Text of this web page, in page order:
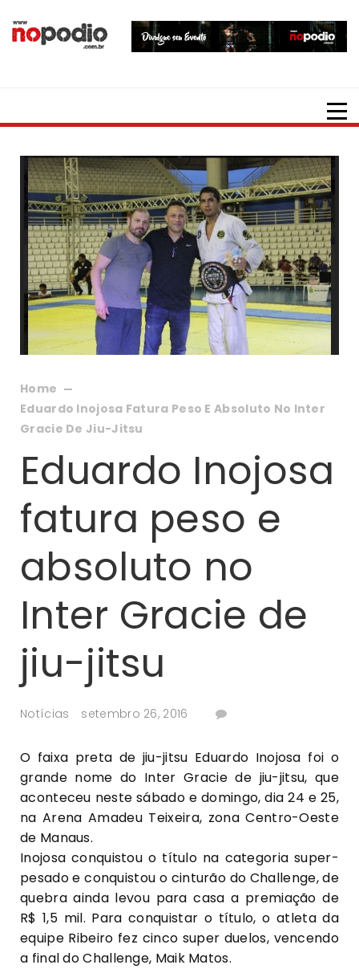
Home
Eduardo Inojosa Fatura Peso E Absoluto No Inter
Gracie De Jiu-Jitsu
Eduardo Inojosa
fatura peso e
absoluto no
Inter Gracie de
jiu-jitsu
Notícias setembro 26, 2016
O faixa preta de jiu-jitsu Eduardo Inojosa foi o
grande nome do Inter Gracie de jiu-jitsu, que
aconteceu neste sábado e domingo, dia 24 e 25,
na Arena Amadeu Teixeira, zona Centro-Oeste
de Manaus.
Inojosa conquistou o título na categoria super-
pesado e conquistou o cinturão do Challenge, de
quebra ainda levou para casa a premiação de
R$ 1,5 mil. Para conquistar o título, o atleta da
equipe Ribeiro fez cinco super duelos, vencendo
a final do Challenge, Maik Matos.